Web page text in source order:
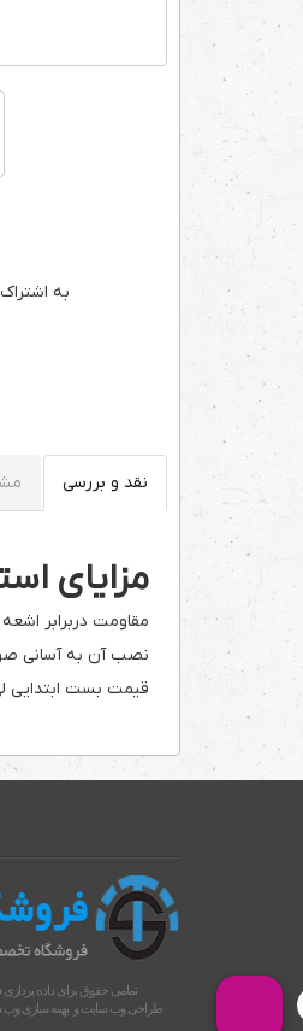
به
نقد و بررسی
مزایای
مقاومت دربرابر
نصب آن به آسانی
قیمت بست ابتدایی لی فلت در 1/2
تمامی حقوق برای داده
طراحی وب سایت و بهینه سازی